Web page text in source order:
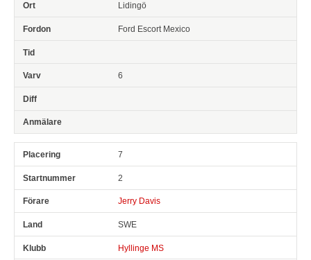
Lidingö
Ford Escort Mexico
6
7
2
Jerry Davis
SWE
Hyllinge MS